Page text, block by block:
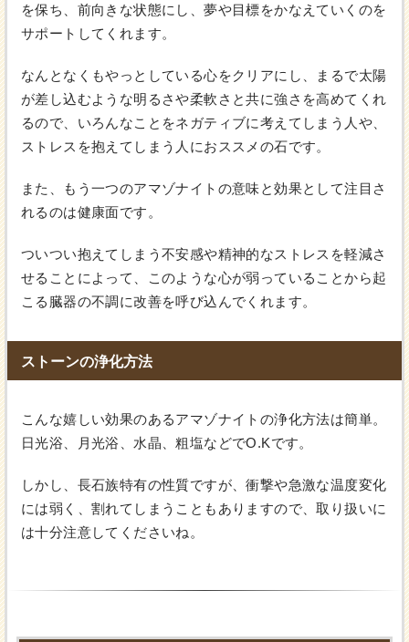
を保ち、前向きな状態にし、夢や目標をかなえていくのを
サポートしてくれます。
なんとなくもやっとしている心をクリアにし、まるで太陽
が差し込むような明るさや柔軟さと共に強さを高めてくれ
るので、いろんなことをネガティブに考えてしまう人や、
ストレスを抱えてしまう人におススメの石です。
また、もう一つのアマゾナイトの意味と効果として注目さ
れるのは健康面です。
ついつい抱えてしまう不安感や精神的なストレスを軽減さ
せることによって、このような心が弱っていることから起
こる臓器の不調に改善を呼び込んでくれます。
ストーンの浄化方法
こんな嬉しい効果のあるアマゾナイトの浄化方法は簡単。
日光浴、月光浴、水晶、粗塩などでO.Kです。
しかし、長石族特有の性質ですが、衝撃や急激な温度変化
には弱く、割れてしまうこともありますので、取り扱いに
は十分注意してくださいね。